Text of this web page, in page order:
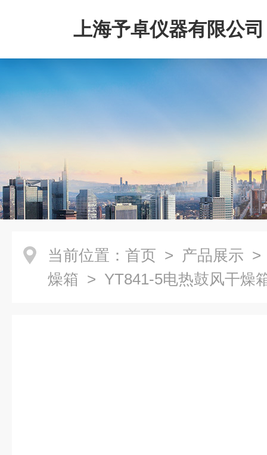
上海予卓仪器有限公司
当前位置： 首页 > 产品展示
燥箱 > YT841-5电热鼓风干燥